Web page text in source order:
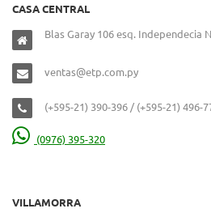
CASA CENTRAL
Blas Garay 106 esq. Independecia
ventas@etp.com.py
(+595-21) 390-396 / (+595-21) 496-
(0976) 395-320
VILLAMORRA